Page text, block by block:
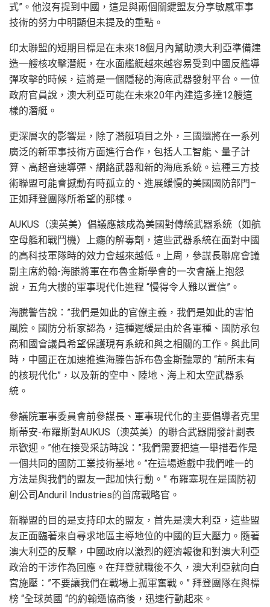
式”。他沒有提到中國，這是與兩個關鍵盟友分享敏感軍事
技術的努力中明顯但未提及的重點。
印太聯盟的短期目標是在未來18個月內幫助澳大利亞準備建
造一艘核攻擊潛艇，在水面艦艇越來越容易受到中國反艦導
彈攻擊的時候，這將是一個隱秘的海底武器發射平台。一位
政府官員說，澳大利亞可能在未來20年內建造多達12艘這
樣的潛艇。
更深層次的影響是，除了潛艇項目之外，三國還將在一系列
廣泛的新軍事技術方面進行合作，包括人工智能、量子計
算、高超音速導彈、網絡武器和新的海底系統。這種三方技
術聯盟可能會撼動有時孤立的、進展緩慢的美國國防部門–
正如拜登團隊所希望的那樣。
AUKUS（澳英美）倡議應該成為美國對傳統武器系統（如航
空母艦和戰鬥機）上癮的解毒劑，這些武器系統在面對中國
的高科技軍隊時的效力會越來越低。上周，參謀長聯席會議
副主席約翰-海滕將軍在布魯金斯學會的一次會議上抱怨
說，五角大樓的軍事現代化進程 “慢得令人難以置信”。
海騰警告說：”我們是如此的官僚主義，我們是如此的害怕
風險。國防分析家認為，這種遲緩是由於各軍種、國防承包
商和國會議員希望保護現有系統和與之相關的工作。與此同
時，中國正在加速推進海滕告訴布魯金斯聽眾的 “前所未有
的核現代化”，以及新的空中、陸地、海上和太空武器系
統。
參議院軍事委員會前參謀長、軍事現代化的主要倡導者克里
斯蒂安-布羅斯對AUKUS（澳英美）的聯合武器開發計劃表
示歡迎。”他在接受采訪時說：”我們需要把這一舉措看作是
一個共同的國防工業技術基地。”在這場遊戲中我們唯一的
方法是與我們的盟友一起加快行動。” 布羅塞現在是國防初
創公司Anduril Industries的首席戰略官。
新聯盟的目的是支持印太的盟友，首先是澳大利亞，這些盟
友正面臨著來自尋求地區主導地位的中國的巨大壓力。隨著
澳大利亞的反擊，中國政府以激烈的經濟報復和對澳大利亞
政治的干涉作為回應。在拜登就職後不久，澳大利亞就向白
宮施壓：”不要讓我們在戰場上孤軍奮戰。” 拜登團隊在與標
榜 “全球英國 “的約翰遜協商後，迅速行動起來。